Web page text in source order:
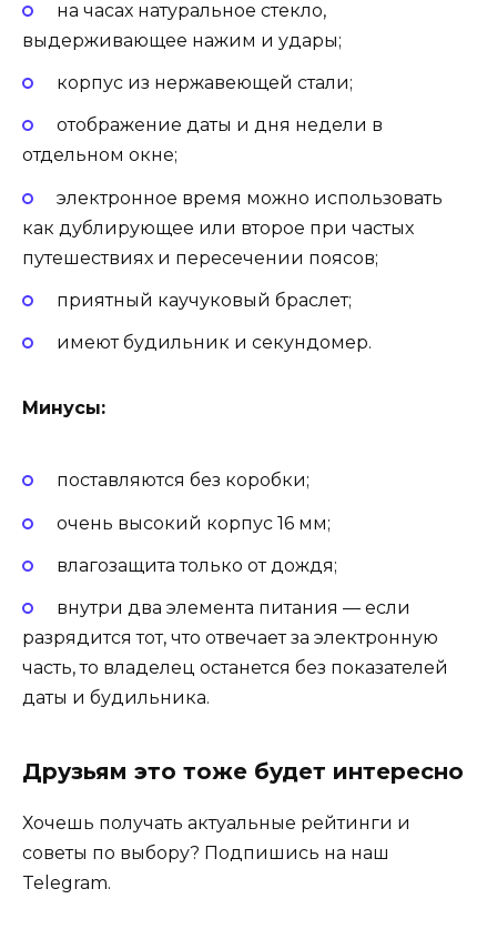
на часах натуральное стекло,
выдерживающее нажим и удары;
корпус из нержавеющей стали;
отображение даты и дня недели в
отдельном окне;
электронное время можно использовать
как дублирующее или второе при частых
путешествиях и пересечении поясов;
приятный каучуковый браслет;
имеют будильник и секундомер.
Минусы:
поставляются без коробки;
очень высокий корпус 16 мм;
влагозащита только от дождя;
внутри два элемента питания — если
разрядится тот, что отвечает за электронную
часть, то владелец останется без показателей
даты и будильника.
Друзьям это тоже будет интересно
Хочешь получать актуальные рейтинги и
советы по выбору? Подпишись на наш
Telegram.